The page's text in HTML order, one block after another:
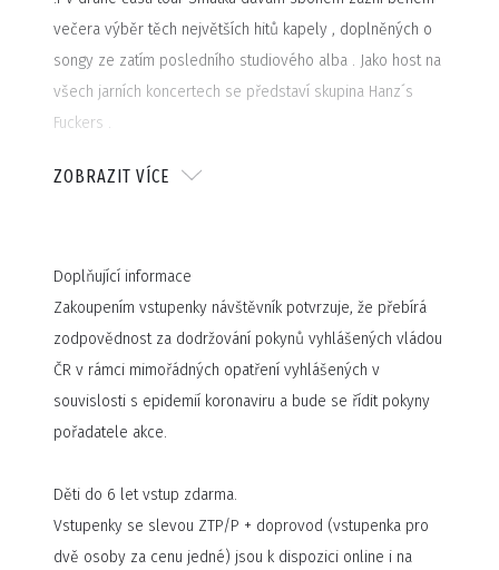
večera výběr těch největších hitů kapely , doplněných o
songy ze zatím posledního studiového alba . Jako host na
všech jarních koncertech se představí skupina Hanz´s
Fuckers .
Vstupné se prodává pouze na stání. Pro vstup na akci je
ZOBRAZIT VÍCE
Doplňující informace
Zakoupením vstupenky návštěvník potvrzuje, že přebírá
zodpovědnost za dodržování pokynů vyhlášených vládou
ČR v rámci mimořádných opatření vyhlášených v
souvislosti s epidemií koronaviru a bude se řídit pokyny
pořadatele akce.
Děti do 6 let vstup zdarma.
Vstupenky se slevou ZTP/P + doprovod (vstupenka pro
dvě osoby za cenu jedné) jsou k dispozici online i na